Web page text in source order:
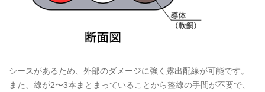
シースがあるため、外部のダメージに強く露出配線が可能です。
また、線が2〜3本まとまっていることから整線の手間が不要で、